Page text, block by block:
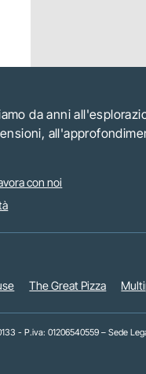
da anni
con noi
The Great Pizza
- P.iva: 01206540559 – Sede